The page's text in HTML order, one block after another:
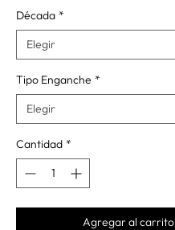
Década *
Tipo Enganche *
Cantidad *
Agregar al carrito